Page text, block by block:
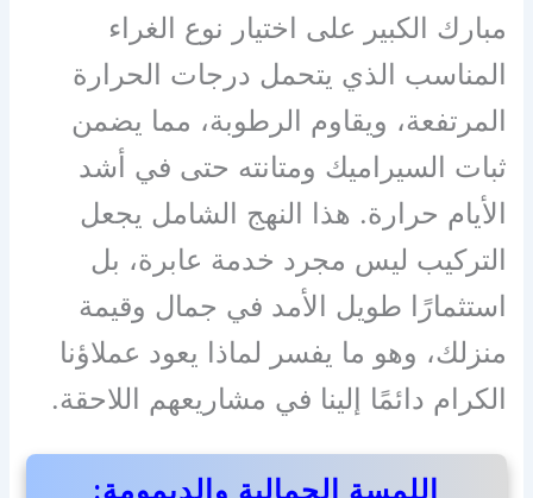
مبارك الكبير على اختيار نوع الغراء
المناسب الذي يتحمل درجات الحرارة
المرتفعة، ويقاوم الرطوبة، مما يضمن
ثبات السيراميك ومتانته حتى في أشد
الأيام حرارة. هذا النهج الشامل يجعل
التركيب ليس مجرد خدمة عابرة، بل
استثمارًا طويل الأمد في جمال وقيمة
منزلك، وهو ما يفسر لماذا يعود عملاؤنا
الكرام دائمًا إلينا في مشاريعهم اللاحقة.
اللمسة الجمالية والديمومة: